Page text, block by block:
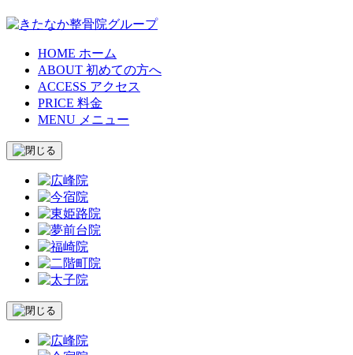
HOME ホーム
ABOUT 初めての方へ
ACCESS アクセス
PRICE 料金
MENU メニュー